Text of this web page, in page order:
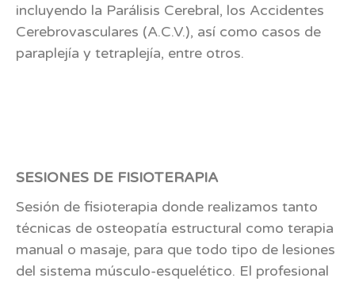
incluyendo la Parálisis Cerebral, los Accidentes
Cerebrovasculares (A.C.V.), así como casos de
paraplejía y tetraplejía, entre otros.
SESIONES DE FISIOTERAPIA
Sesión de fisioterapia donde realizamos tanto
técnicas de osteopatía estructural como terapia
manual o masaje, para que todo tipo de lesiones
del sistema músculo-esquelético. El profesional